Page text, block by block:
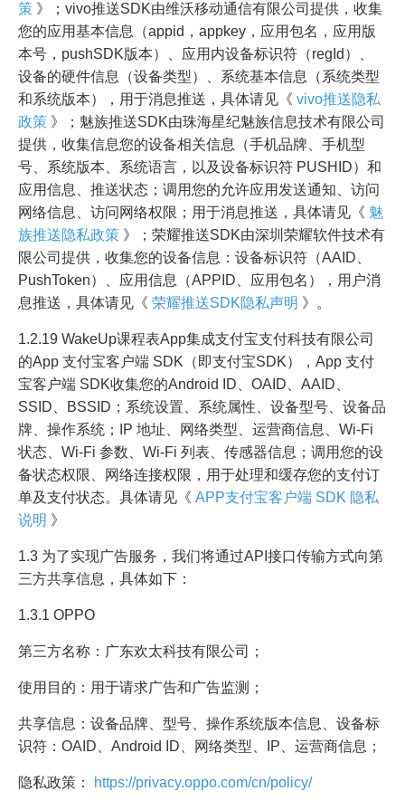
策 》；vivo推送SDK由维沃移动通信有限公司提供，收集
您的应用基本信息（appid，appkey，应用包名，应用版
本号，pushSDK版本）、应用内设备标识符（regId）、
设备的硬件信息（设备类型）、系统基本信息（系统类型
和系统版本），用于消息推送，具体请见《 vivo推送隐私
政策 》；魅族推送SDK由珠海星纪魅族信息技术有限公司
提供，收集信息您的设备相关信息（手机品牌、手机型
号、系统版本、系统语言，以及设备标识符 PUSHID）和
应用信息、推送状态；调用您的允许应用发送通知、访问
网络信息、访问网络权限；用于消息推送，具体请见《 魅
族推送隐私政策 》；荣耀推送SDK由深圳荣耀软件技术有
限公司提供，收集您的设备信息：设备标识符（AAID、
PushToken）、应用信息（APPID、应用包名），用户消
息推送，具体请见《 荣耀推送SDK隐私声明 》。
1.2.19 WakeUp课程表App集成支付宝支付科技有限公司
的App 支付宝客户端 SDK（即支付宝SDK），App 支付
宝客户端 SDK收集您的Android ID、OAID、AAID、
SSID、BSSID；系统设置、系统属性、设备型号、设备品
牌、操作系统；IP 地址、网络类型、运营商信息、Wi-Fi
状态、Wi-Fi 参数、Wi-Fi 列表、传感器信息；调用您的设
备状态权限、网络连接权限，用于处理和缓存您的支付订
单及支付状态。具体请见《 APP支付宝客户端 SDK 隐私
说明 》
1.3 为了实现广告服务，我们将通过API接口传输方式向第
三方共享信息，具体如下：
1.3.1 OPPO
第三方名称：广东欢太科技有限公司；
使用目的：用于请求广告和广告监测；
共享信息：设备品牌、型号、操作系统版本信息、设备标
识符：OAID、Android ID、网络类型、IP、运营商信息；
隐私政策： https://privacy.oppo.com/cn/policy/